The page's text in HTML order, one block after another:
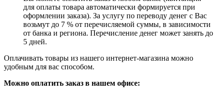
для оплаты товара автоматически формируется при
оформлении заказа). За услугу по переводу денег с Вас
возьмут до 7 % от перечисляемой суммы, в зависимости
от банка и региона. Перечисление денег может занять до
5 дней.
Оплачивать товары из нашего интернет-магазина можно
удобным для вас способом.
Можно оплатить заказ в нашем офисе: